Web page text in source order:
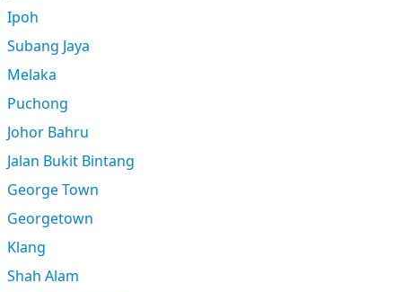
Ipoh
Subang Jaya
Melaka
Puchong
Johor Bahru
Jalan Bukit Bintang
George Town
Georgetown
Klang
Shah Alam